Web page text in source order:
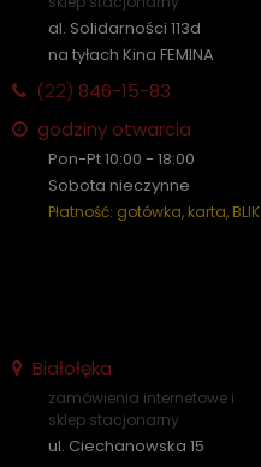
al. Solidarności 113d
na tyłach Kina FEMINA
(22) 846-15-83
godziny otwarcia
Pon-Pt 10:00 - 18:00
Sobota nieczynne
Płatność: gotówka, karta, BLIK
Białołęka
zamówienia internetowe i
sklep stacjonarny
ul. Ciechanowska 15